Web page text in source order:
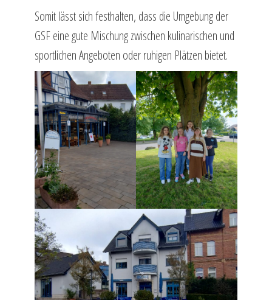
Somit lässt sich festhalten, dass die Umgebung der
GSF eine gute Mischung zwischen kulinarischen und
sportlichen Angeboten oder ruhigen Plätzen bietet.